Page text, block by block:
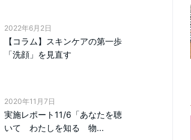
2022年6月2日
【コラム】スキンケアの第一歩
「洗顔」を見直す
2020年11月7日
実施レポート11/6「あなたを聴
いて わたしを知る 物...